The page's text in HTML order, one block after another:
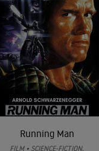
Running Man
FILM • SCIENCE-FICTION,